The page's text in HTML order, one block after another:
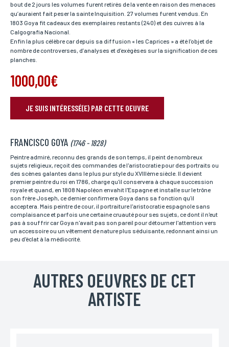
bout de 2 jours les volumes furent retirés de la vente en raison des menaces
qu’auraient fait peser la sainte Inquisition. 27 volumes furent vendus. En
1803 Goya fit cadeaux des exemplaires restants (240) et des cuivres à la
Calgografia Nacional.
Enfin la plus célèbre car depuis sa diffusion « les Caprices » a été l’objet de
nombre de controverses, d’analyses et d’exégèses sur la signification de ces
planches.
1000,00€
JE SUIS INTÉRESSÉ(E) PAR CETTE OEUVRE
RÉSERVER VOTRE OEUVRE
Nom*
vous pouvez nous laisser vos nom et prénom.
Prénom*
Si vous souhaitez recevoir une réponse personnalisée,
vous pouvez nous laisser vos nom et prénom.
FRANCISCO GOYA (1746 - 1828)
Peintre admiré, reconnu des grands de son temps, il peint de nombreux
sujets religieux, reçoit des commandes de l'aristocratie pour des portraits ou
des scènes galantes dans le plus pur style du XVIIIème siècle. Il devient
premier peintre du roi en 1786, charge qu'il conservera à chaque succession
royale et quand, en 1808 Napoléon envahit l'Espagne et installe sur le trône
son frère Joseph, ce dernier confirmera Goya dans sa fonction qu'il
acceptera. Mais peintre de cour, il portraiture l'aristocratie espagnole sans
complaisance et parfois une certaine cruauté pour ses sujets, ce dont il n'eut
pas à souffrir car Goya n'avait pas son pareil pour détourner l'attention vers
un accessoire ou un vêtement de nature plus séduisante, redonnant ainsi un
peu d'éclat à la médiocrité.
AUTRES OEUVRES DE CET
ARTISTE